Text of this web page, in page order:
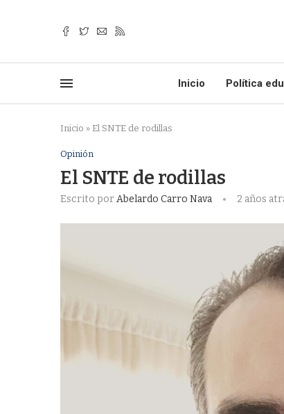
Inicio Política
Inicio » El SNTE de rodillas
Opinión
El SNTE de rodillas
Escrito porAbelardo Carro Nava 2 años